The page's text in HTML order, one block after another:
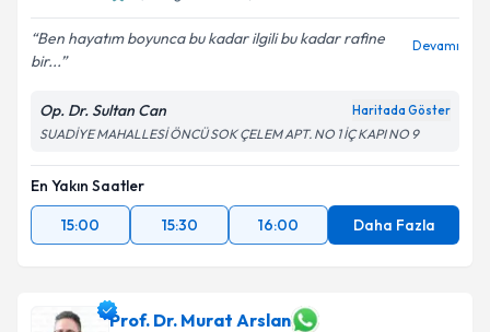
Ben hayatım boyunca bu kadar ilgili bu kadar rafine
bir...
Devamı
Op. Dr. Sultan Can Haritada Göster
SUADİYE MAHALLESİ ÖNCÜ SOK ÇELEM APT. NO 1 İÇ KAPI NO 9
En Yakın Saatler
15:00
15:30 16:00 Daha Fazla
Prof. Dr. Murat Arslan